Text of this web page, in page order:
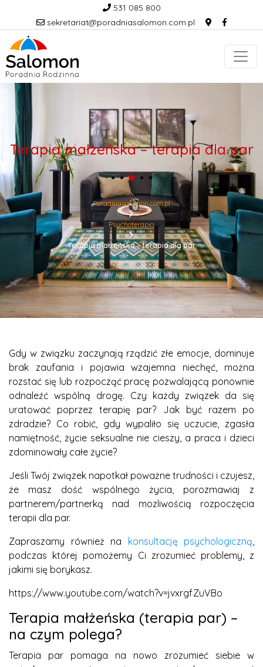
531 085 800
sekretariat@poradniasalomon.com.pl
Terapia małżeńska – terapia dla par
Poradniasalomon.com.pl
Psychoterapia
Terapia małżeńska – terapia dla par
Gdy w związku zaczynają rządzić złe emocje, dominuje
brak zaufania i pojawia wzajemna niechęć, można
rozstać się lub rozpocząć pracę pozwalającą ponownie
odnaleźć wspólną drogę. Czy każdy związek da się
uratować poprzez terapię par? Jak być razem po
zdradzie? Co robić, gdy wypaliło się uczucie, zgasła
namiętność, życie seksualne nie cieszy, a praca i dzieci
zdominowały całe życie?
Jeśli Twój związek napotkał poważne trudności i czujesz,
że masz dość wspólnego życia, porozmawiaj z
partnerem/partnerką nad możliwością rozpoczęcia
terapii dla par.
Zapraszamy również na konsultację psychologiczną
podczas której pomożemy Ci zrozumieć problemy, z
jakimi się borykasz.
https://www.youtube.com/watch?v=jvxrgfZuVBo
Terapia małżeńska (terapia par) –
na czym polega?
Terapia par pomaga na nowo zrozumieć siebie w